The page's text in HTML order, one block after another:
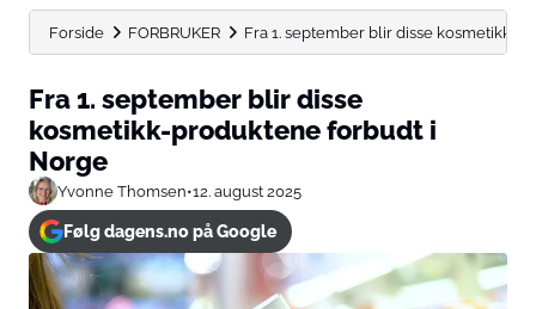
Forside FORBRUKER Fra 1. september blir disse kosmetikk-
Fra 1. september blir disse
kosmetikk-produktene forbudt i
Norge
Yvonne Thomsen•12. august 2025
Følg dagens.no på Google